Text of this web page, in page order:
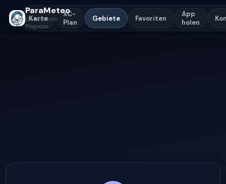
ParaMeteo
Gleitschirm-
Prognose
Karte
XC-
Plan
Gebiete Favoriten
App
holen